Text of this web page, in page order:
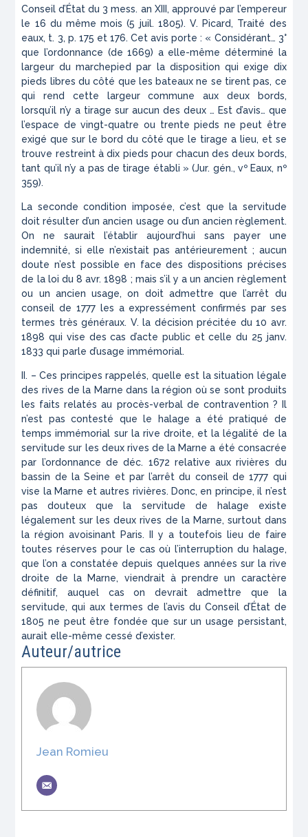
Conseil d’État du 3 mess. an XIII, approuvé par l’empereur
le 16 du même mois (5 juil. 1805). V. Picard, Traité des
eaux, t. 3, p. 175 et 176. Cet avis porte : « Considérant… 3°
que l’ordonnance (de 1669) a elle-même déterminé la
largeur du marchepied par la disposition qui exige dix
pieds libres du côté que les bateaux ne se tirent pas, ce
qui rend cette largeur commune aux deux bords,
lorsqu’il n’y a tirage sur aucun des deux … Est d’avis… que
l’espace de vingt-quatre ou trente pieds ne peut être
exigé que sur le bord du côté que le tirage a lieu, et se
trouve restreint à dix pieds pour chacun des deux bords,
tant qu’il n’y a pas de tirage établi » (Jur. gén., vº Eaux, nº
359).
La seconde condition imposée, c’est que la servitude
doit résulter d’un ancien usage ou d’un ancien règlement.
On ne saurait l’établir aujourd’hui sans payer une
indemnité, si elle n’existait pas antérieurement ; aucun
doute n’est possible en face des dispositions précises
de la loi du 8 avr. 1898 ; mais s’il y a un ancien règlement
ou un ancien usage, on doit admettre que l’arrêt du
conseil de 1777 les a expressément confirmés par ses
termes très généraux. V. la décision précitée du 10 avr.
1898 qui vise des cas d’acte public et celle du 25 janv.
1833 qui parle d’usage immémorial.
II. – Ces principes rappelés, quelle est la situation légale
des rives de la Marne dans la région où se sont produits
les faits relatés au procès-verbal de contravention ? Il
n’est pas contesté que le halage a été pratiqué de
temps immémorial sur la rive droite, et la légalité de la
servitude sur les deux rives de la Marne a été consacrée
par l’ordonnance de déc. 1672 re­lative aux rivières du
bassin de la Seine et par l’arrêt du conseil de 1777 qui
vise la Marne et autres rivières. Donc, en principe, il n’est
pas douteux que la servitude de halage existe
légalement sur les deux rives de la Marne, surtout dans
la région avoisinant Paris. II y a toutefois lieu de faire
toutes réserves pour le cas où l’interruption du halage,
que l’on a constatée depuis quelques années sur la rive
droite de la Marne, viendrait à prendre un caractère
définitif, auquel cas on devrait admettre que la
servitude, qui aux termes de l’avis du Conseil d’État de
1805 ne peut être fondée que sur un usage persistant,
aurait elle-même cessé d’exis­ter.
Auteur/autrice
Jean Romieu